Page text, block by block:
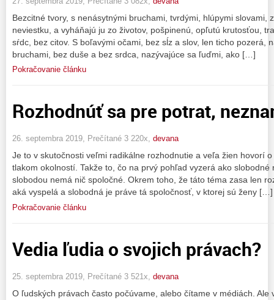
Bezcitné tvory, s nenásytnými bruchami, tvrdými, hlúpymi slovami,
neviestku, a vyháňajú ju zo životov, pošpinenú, opľutú krutosťou,
sŕdc, bez citov. S boľavými očami, bez sĺz a slov, len ticho pozerá,
bruchami, bez duše a bez srdca, nazývajúce sa ľuďmi, ako […]
Pokračovanie článku
Rozhodnúť sa pre potrat,
26. septembra 2019, Prečítané 3 220x, devana
Je to v skutočnosti veľmi radikálne rozhodnutie a veľa žien hovorí
tlakom okolností. Takže to, čo na prvý pohľad vyzerá ako
slobodou nemá nič spoločné. Okrem toho, že táto téma zasa len
aká vyspelá a slobodná je práve tá spoločnosť, v ktorej sú ženy […]
Pokračovanie článku
Vedia ľudia o svojich právach?
25. septembra 2019, Prečítané 3 521x, devana
O ľudských právach často počúvame, alebo čítame v médiách.